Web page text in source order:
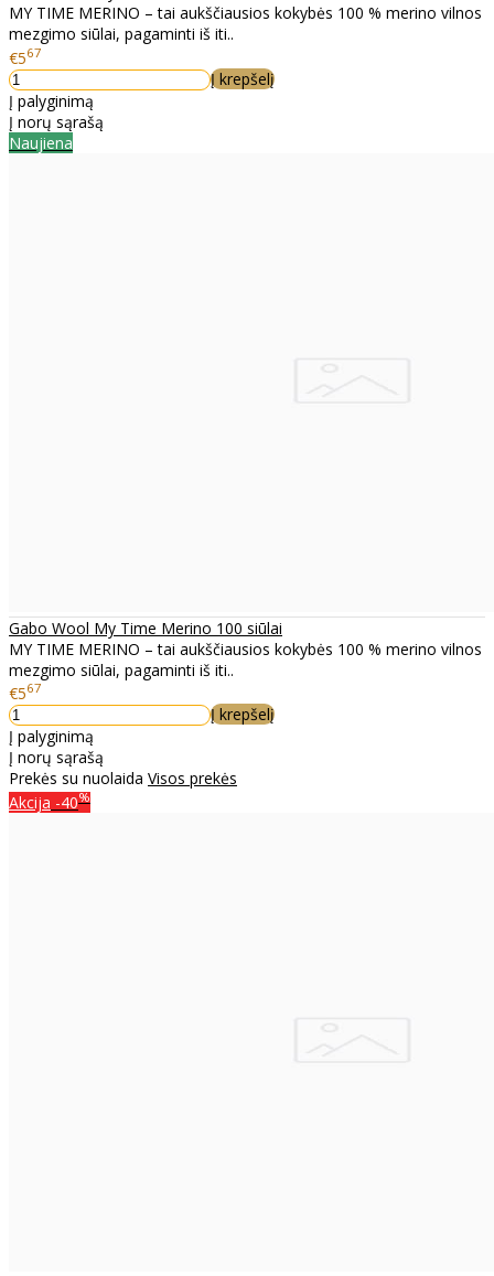
MY TIME MERINO – tai aukščiausios kokybės 100 % merino vilnos
mezgimo siūlai, pagaminti iš iti..
€567
Į krepšelį
Į palyginimą
Į norų sąrašą
Naujiena
Gabo Wool My Time Merino 100 siūlai
MY TIME MERINO – tai aukščiausios kokybės 100 % merino vilnos
mezgimo siūlai, pagaminti iš iti..
€567
Į krepšelį
Į palyginimą
Į norų sąrašą
Prekės su nuolaida Visos prekės
Akcija -40%